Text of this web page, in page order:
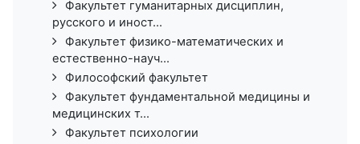
Факультет гуманитарных дисциплин,
русского и иност...
Факультет физико-математических и
естественно-науч...
Философский факультет
Факультет фундаментальной медицины и
медицинских т...
Факультет психологии